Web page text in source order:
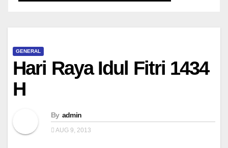
GENERAL
Hari Raya Idul Fitri 1434
H
By admin
AUG 9, 2013